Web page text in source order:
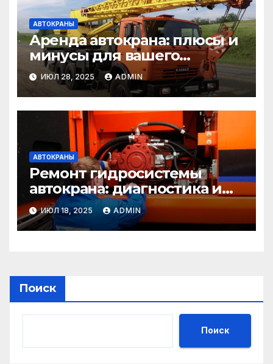
АВТОКРАНЫ
Аренда автокрана: плюсы и
минусы для вашего
бизнеса – выгода или нет?
ИЮЛ 28, 2025 ADMIN
АВТОКРАНЫ
Ремонт гидросистемы
автокрана: диагностика и
восстановление работы
ИЮЛ 18, 2025 ADMIN
Поиск
Поиск